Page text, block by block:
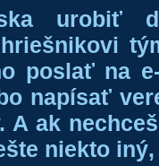
urobiť
poslať na
napísať
A ak
niekto